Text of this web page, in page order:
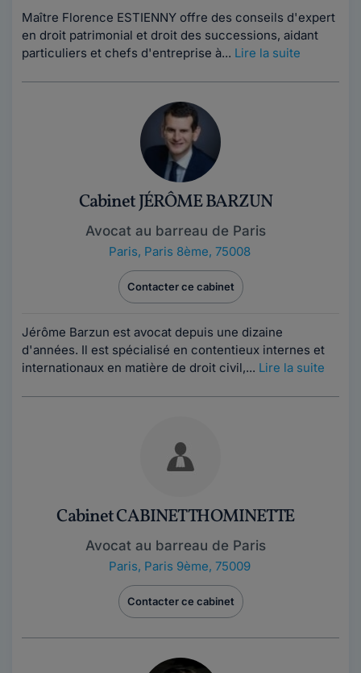
Maître Florence ESTIENNY offre des conseils d'expert
en droit patrimonial et droit des successions, aidant
particuliers et chefs d'entreprise à... Lire la suite
Cabinet JÉRÔME BARZUN
Avocat au barreau de Paris
Paris, Paris 8ème, 75008
Contacter ce cabinet
Jérôme Barzun est avocat depuis une dizaine
d'années. Il est spécialisé en contentieux internes et
internationaux en matière de droit civil,... Lire la suite
Cabinet CABINET THOMINETTE
Avocat au barreau de Paris
Paris, Paris 9ème, 75009
Contacter ce cabinet